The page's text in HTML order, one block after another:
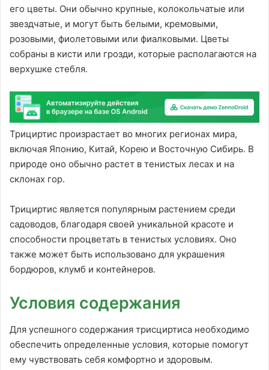
его цветы. Они обычно крупные, колокольчатые или
звездчатые, и могут быть белыми, кремовыми,
розовыми, фиолетовыми или фиалковыми. Цветы
собраны в кисти или грозди, которые располагаются на
верхушке стебля.
Трициртис произрастает во многих регионах мира,
включая Японию, Китай, Корею и Восточную Сибирь. В
природе оно обычно растет в тенистых лесах и на
склонах гор.
Трициртис является популярным растением среди
садоводов, благодаря своей уникальной красоте и
способности процветать в тенистых условиях. Оно
также может быть использовано для украшения
бордюров, клумб и контейнеров.
Условия содержания
Для успешного содержания трисциртиса необходимо
обеспечить определенные условия, которые помогут
ему чувствовать себя комфортно и здоровым.